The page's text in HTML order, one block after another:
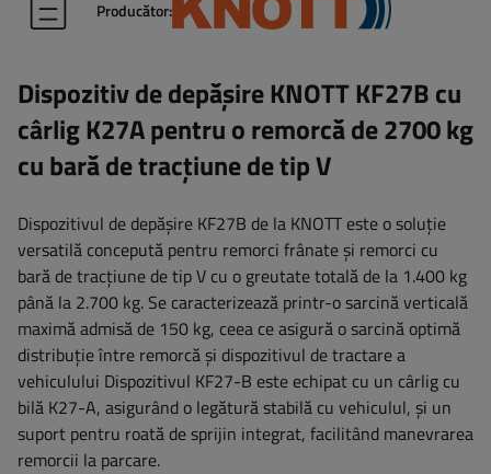
Producător:
Dispozitiv de depășire KNOTT KF27B cu
cârlig K27A pentru o remorcă de 2700 kg
cu bară de tracțiune de tip V
Dispozitivul de depășire KF27B de la KNOTT este o soluție
versatilă concepută pentru remorci frânate și remorci cu
bară de tracțiune de tip V cu o greutate totală de la 1.400 kg
până la 2.700 kg. Se caracterizează printr-o sarcină verticală
maximă admisă de 150 kg, ceea ce asigură o sarcină optimă
distribuție între remorcă și dispozitivul de tractare a
vehiculului Dispozitivul KF27-B este echipat cu un cârlig cu
bilă K27-A, asigurând o legătură stabilă cu vehiculul, și un
suport pentru roată de sprijin integrat, facilitând manevrarea
remorcii la parcare.